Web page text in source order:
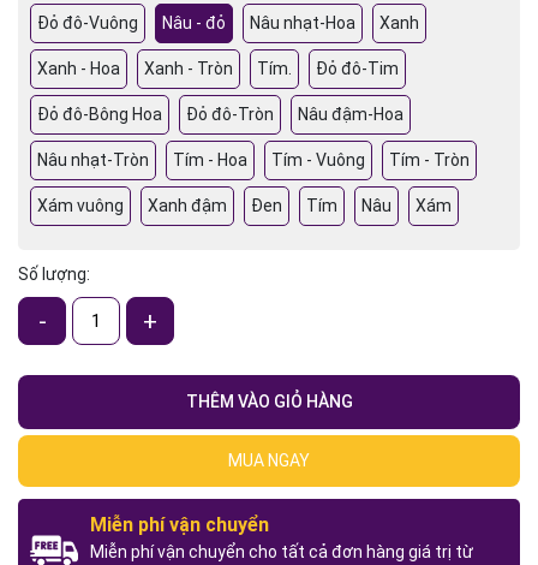
Đỏ đô-Vuông
Nâu - đỏ Nâu nhạt-Hoa Xanh
Xanh - Hoa Xanh - Tròn Tím. Đỏ đô-Tim
Đỏ đô-Bông Hoa Đỏ đô-Tròn Nâu đậm-Hoa
Nâu nhạt-Tròn Tím - Hoa Tím - Vuông Tím - Tròn
Xám vuông Xanh đậm Đen Tím Nâu Xám
Số lượng:
- +
THÊM VÀO GIỎ HÀNG
MUA NGAY
Miễn phí vận chuyển
Miễn phí vận chuyển cho tất cả đơn hàng giá trị từ